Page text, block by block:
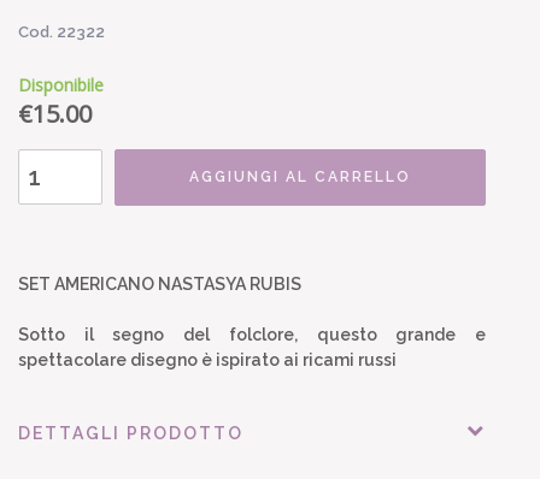
Cod. 22322
Disponibile
€15.00
AGGIUNGI AL CARRELLO
SET AMERICANO NASTASYA RUBIS
Sotto il segno del folclore, questo grande e
spettacolare disegno è ispirato ai ricami russi
DETTAGLI PRODOTTO